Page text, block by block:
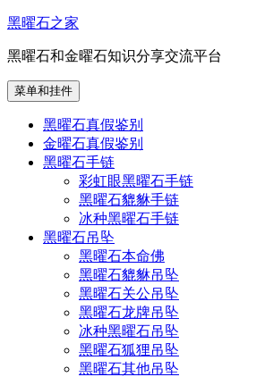
跳
内
容
黑曜石之家
黑曜石和金曜石知识分享交流平台
菜单和挂件
黑曜石真假鉴别
金曜石真假鉴别
黑曜石手链
彩虹眼黑曜石手链
黑曜石貔貅手链
冰种黑曜石手链
黑曜石吊坠
黑曜石本命佛
黑曜石貔貅吊坠
黑曜石关公吊坠
黑曜石龙牌吊坠
冰种黑曜石吊坠
黑曜石狐狸吊坠
黑曜石其他吊坠